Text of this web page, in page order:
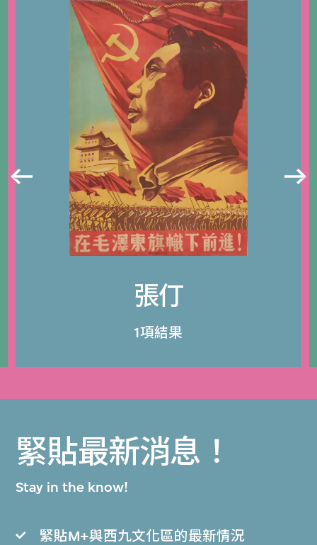
張仃
1項結果
緊貼最新消息！
Stay in the know!
緊貼M+與西九文化區的最新情況